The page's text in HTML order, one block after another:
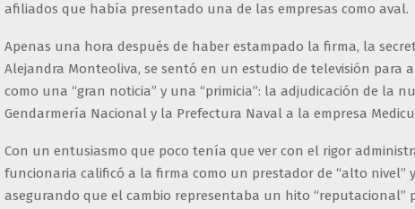
afiliados que había presentado una de las empresas como aval.
Apenas una hora después de haber estampado la firma, la
Alejandra Monteoliva, se sentó en un estudio de televisión para
como una “gran noticia” y una “primicia”: la adjudicación de la
Gendarmería Nacional y la Prefectura Naval a la empresa
Con un entusiasmo que poco tenía que ver con el rigor
funcionaria calificó a la firma como un prestador de “alto nivel” y
asegurando que el cambio representaba un hito “reputacional”